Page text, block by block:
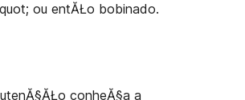
ou entĂŁo bobinado.
conheĂ§a a